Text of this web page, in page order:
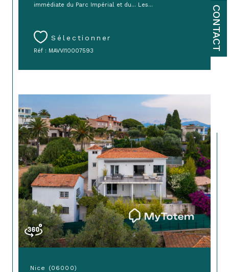
CONTACT
immédiate du Parc Impérial et du... Les...
Sélectionner
Réf : MAVVI10007593
Nice (06000)